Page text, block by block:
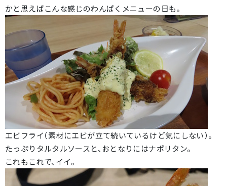
かと思えばこんな感じのわんぱくメニューの日も。
エビフライ（素材にエビが立て続いているけど気にしない）。
たっぷりタルタルソースと、おとなりにはナポリタン。
これもこれで、イイ。